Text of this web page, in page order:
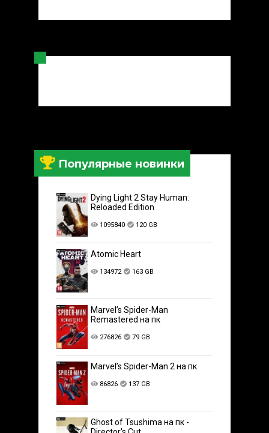
Популярные новинки
Dying Light 2 Stay Human:
Reloaded Edition
1095840 120 GB
Atomic Heart
134972 163 GB
Marvel’s Spider-Man
Remastered на пк
276826 79 GB
Marvel’s Spider-Man 2 на пк
86826 137 GB
Ghost of Tsushima на пк -